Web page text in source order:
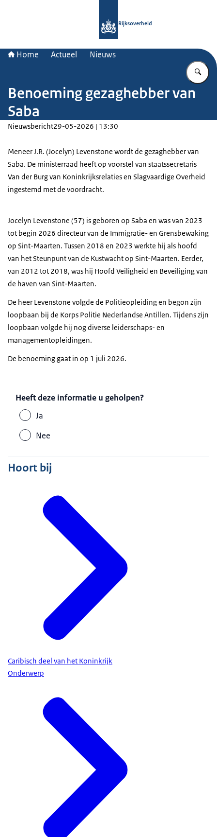
Rijksoverheid
Home Actueel Nieuws
Benoeming gezaghebber van
Saba
Nieuwsbericht29-05-2026 | 13:30
Meneer J.R. (Jocelyn) Levenstone wordt de gezaghebber van
Saba. De ministerraad heeft op voorstel van staatssecretaris
Van der Burg van Koninkrijksrelaties en Slagvaardige Overheid
ingestemd met de voordracht.
Jocelyn Levenstone (57) is geboren op Saba en was van 2023
tot begin 2026 directeur van de Immigratie- en Grensbewaking
op Sint-Maarten. Tussen 2018 en 2023 werkte hij als hoofd
van het Steunpunt van de Kustwacht op Sint-Maarten. Eerder,
van 2012 tot 2018, was hij Hoofd Veiligheid en Beveiliging van
de haven van Sint-Maarten.
De heer Levenstone volgde de Politieopleiding en begon zijn
loopbaan bij de Korps Politie Nederlandse Antillen. Tijdens zijn
loopbaan volgde hij nog diverse leiderschaps- en
managementopleidingen.
De benoeming gaat in op 1 juli 2026.
Heeft deze informatie u geholpen?
Ja
Nee
Hoort bij
Caribisch deel van het Koninkrijk
Onderwerp